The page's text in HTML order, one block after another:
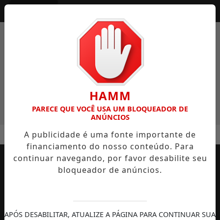
AUTOMOBILISMO TEMPORADA DE DIREITOS
HAMM
PARECE QUE VOCÊ USA UM BLOQUEADOR DE
ANÚNCIOS
A publicidade é uma fonte importante de
financiamento do nosso conteúdo. Para
continuar navegando, por favor desabilite seu
bloqueador de anúncios.
APÓS DESABILITAR, ATUALIZE A PÁGINA PARA CONTINUAR SUA